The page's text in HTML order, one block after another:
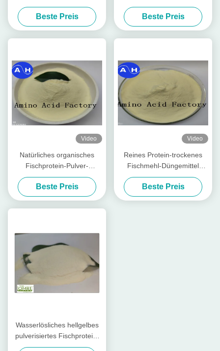
extrahiert der Tasche 50lb
von der Kabeljau-(15-1-1)
Beste Preis
wasserlösliches Düngemittel
des Aminosäure-Pulver-
Stickstoff-14-0-0
Beste Preis
Video
Natürliches organisches
Fischprotein-Pulver-
Hydrolysat-Düngemittel
Beste Preis
Video
Reines Protein-trockenes
Fischmehl-Düngemittel
extrahiert vom Kabeljau-
Hydrolysat
Beste Preis
Wasserlösliches hellgelbes
pulverisiertes Fischprotein-
Düngemittel mit 80%